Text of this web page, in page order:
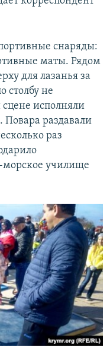
снаряды:
маты. Рядом
для лазанья за
столбу не
исполняли
Повара раздавали
раз
училище